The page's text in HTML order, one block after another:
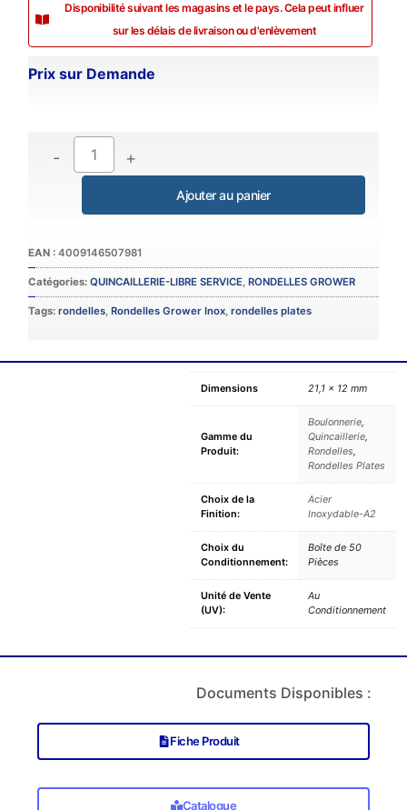
Disponibilité suivant les magasins et le pays. Cela peut influer
sur les délais de livraison ou d'enlèvement
Prix sur Demande
- +
Catégories: QUINCAILLERIE-LIBRE SERVICE, RONDELLES GROWER
Tags: rondelles, Rondelles Grower Inox, rondelles plates
Dimensions 21,1 × 12 mm
Gamme du
Produit:
Boulonnerie,
Quincaillerie,
Rondelles,
Rondelles Plates
Choix de la
Finition:
Acier
Inoxydable-A2
Choix du
Conditionnement:
Boîte de 50
Pièces
Unité de Vente
(UV):
Au
Conditionnement
Documents Disponibles :
Fiche Produit
Catalogue